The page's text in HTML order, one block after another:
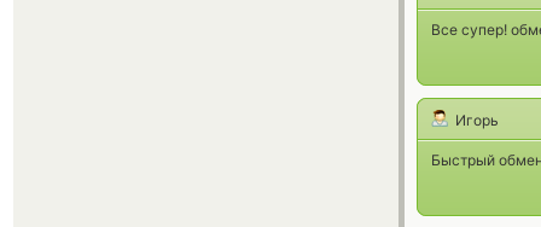
Все супер!
Игорь
Быстрый